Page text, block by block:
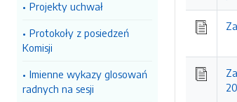
Projekty uchwał
Protokoły z posiedzeń
Komisji
Imienne wykazy glosowań
radnych na sesji